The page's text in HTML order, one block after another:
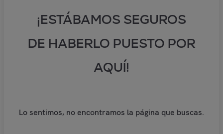
¡ESTÁBAMOS SEGUROS
DE HABERLO PUESTO POR
AQUÍ!
Lo sentimos, no encontramos la página que buscas.